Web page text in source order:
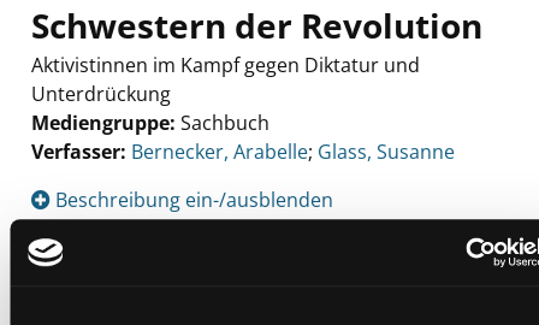
Schwestern der Revolution
Aktivistinnen im Kampf gegen Diktatur und
Unterdrückung
Mediengruppe: Sachbuch
Verfasser: Suche nach diesem Verfasser
Bernecker, Arabelle; Glass, Susanne
Beschreibung ein-/ausblenden
Mehr Informationen ein-/ausblenden